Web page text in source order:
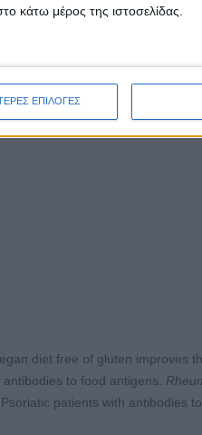
κάτω μέρος της ιστοσελίδας.
ΕΠΙΛΟΓΕΣ
αλλά αποτελείπολύτιμο
ασθενείς και υπό
τη συνολική ποιότητα
όλοι οι ασθενείς τις
μπορεί να κάνει τη
diet free of gluten improves
to food antigens.
patients with antibodies